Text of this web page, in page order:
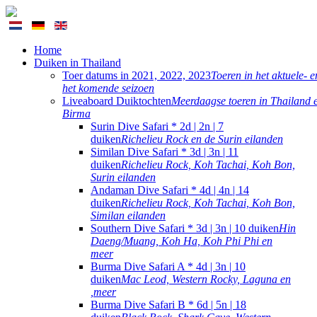
Home
Duiken in Thailand
Toer datums in 2021, 2022, 2023Toeren in het aktuele-
het komende seizoen
Liveaboard DuiktochtenMeerdaagse toeren in Thailand
Birma
Surin Dive Safari * 2d | 2n | 7
duikenRichelieu Rock en de Surin eilanden
Similan Dive Safari * 3d | 3n | 11
duikenRichelieu Rock, Koh Tachai, Koh Bon,
Surin eilanden
Andaman Dive Safari * 4d | 4n | 14
duikenRichelieu Rock, Koh Tachai, Koh Bon,
Similan eilanden
Southern Dive Safari * 3d | 3n | 10 duikenHin
Daeng/Muang, Koh Ha, Koh Phi Phi en
meer
Burma Dive Safari A * 4d | 3n | 10
duikenMac Leod, Western Rocky, Laguna en
,meer
Burma Dive Safari B * 6d | 5n | 18